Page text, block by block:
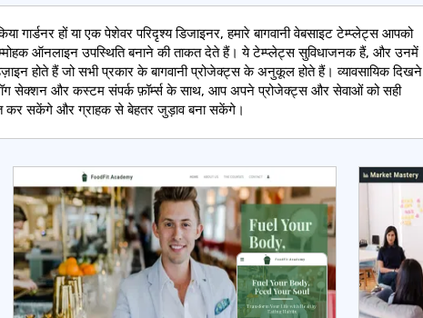
गार्डनर हों या एक पेशेवर परिदृश्य डिजाइनर, हमारे बागवानी वेबसाइट टेम्प्लेट्स आपको
ऑनलाइन उपस्थिति बनाने की ताकत देते हैं। ये टेम्प्लेट्स सुविधाजनक हैं, और उनमें
होते हैं जो सभी प्रकार के बागवानी प्रोजेक्ट्स के अनुकूल होते हैं। व्यावसायिक दिखने
सेक्शन और कस्टम संपर्क फ़ॉर्म्स के साथ, आप अपने प्रोजेक्ट्स और सेवाओं को सही
कर सकेंगे और ग्राहक से बेहतर जुड़ाव बना सकेंगे।